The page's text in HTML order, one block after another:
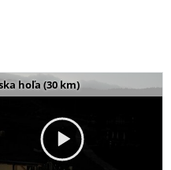
hoľa (30 km)